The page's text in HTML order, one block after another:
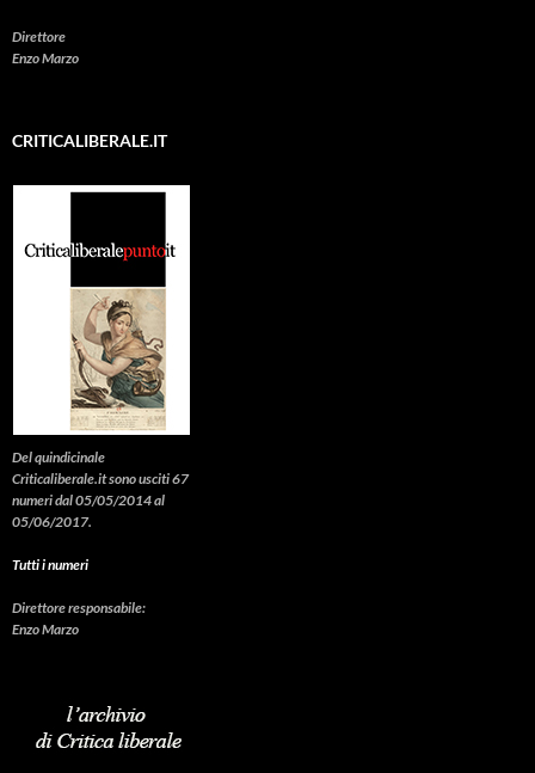
Direttore
Enzo Marzo
CRITICALIBERALE.IT
Del quindicinale
Criticaliberale.it sono usciti 67
numeri dal 05/05/2014 al
05/06/2017.
Tutti i numeri
Direttore responsabile:
Enzo Marzo